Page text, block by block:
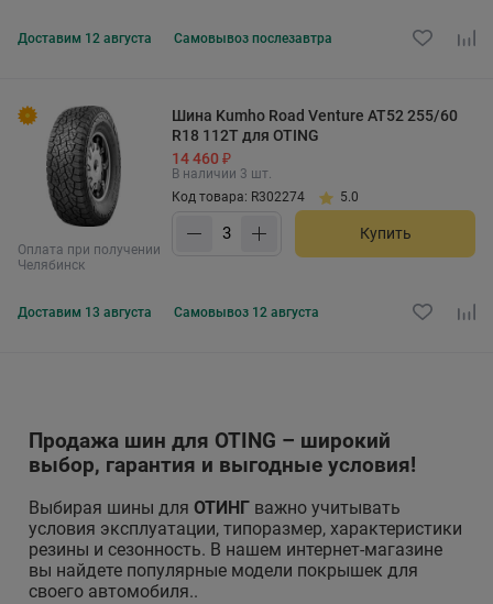
Доставим 12 августа Самовывоз послезавтра
Оплата при получении
Челябинск
Шина Kumho Road Venture AT52 255/60
R18 112T для OTING
14 460 ₽
В наличии 3 шт.
Код товара: R302274
5.0
Купить
Доставим 13 августа Самовывоз 12 августа
Продажа шин для OTING – широкий
выбор, гарантия и выгодные условия!
Выбирая шины для ОТИНГ важно учитывать
условия эксплуатации, типоразмер, характеристики
резины и сезонность. В нашем интернет-магазине
вы найдете популярные модели покрышек для
своего автомобиля..